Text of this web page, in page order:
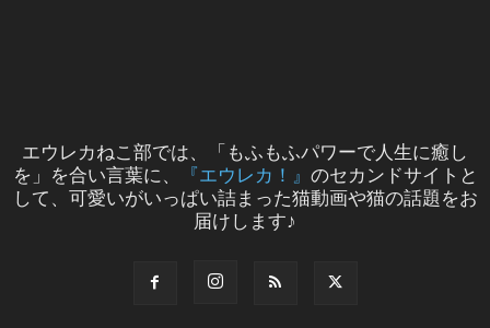
エウレカねこ部では、「もふもふパワーで人生に癒し
を」を合い言葉に、
『エウレカ！』 のセカンドサイトと
して、可愛いがいっぱい詰まった猫動画や猫の話題をお
届けします♪